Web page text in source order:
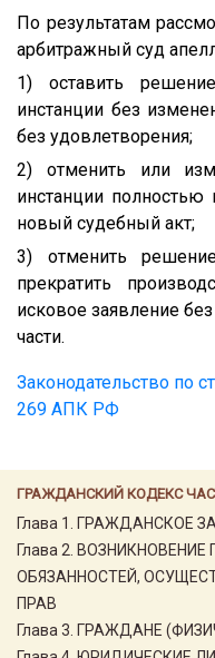
ГРАЖДАНСКИЙ КОДЕКС
Глава 1. ГРАЖДАНСКОЕ
Глава 2.
ОБЯЗАННОСТЕЙ,
ПРАВ
Глава 3. ГРАЖДАНЕ
По результатам
арбитражный суд
1) оставить
инстанции без
без удовлетворения;
2) отменить или
инстанции
новый судебный акт;
3) отменить
прекратить
исковое заявление
части.
Законодательство по
269 АПК РФ